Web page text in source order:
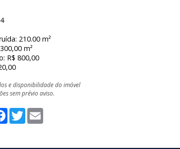
210.00 m²
m²
R$ 800,00
e disponibilidade do imóvel
sem prévio aviso.
Facebook
Twitter